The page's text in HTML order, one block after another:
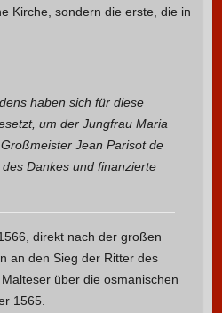
Kirche, sondern die erste, die in
haben sich für diese
um der Jungfrau Maria
Jean Parisot de
Dankes und finanzierte
direkt nach der großen
an den Sieg der Ritter des
über die osmanischen
1565.